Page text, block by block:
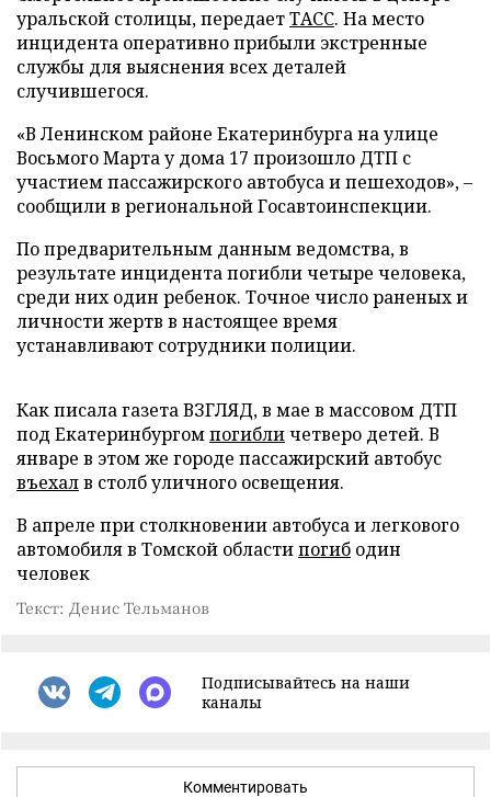
уральской столицы, передаетТАСС. На место
инцидента оперативно прибыли экстренные
службы для выяснения всех деталей
случившегося.
«В Ленинском районе Екатеринбурга на улице
Восьмого Марта у дома 17 произошло ДТП с
участием пассажирского автобуса и пешеходов», –
сообщили в региональной Госавтоинспекции.
По предварительным данным ведомства, в
результате инцидента погибли четыре человека,
среди них один ребенок. Точное число раненых и
личности жертв в настоящее время
устанавливают сотрудники полиции.
Как писала газета ВЗГЛЯД, в мае в массовом ДТП
под Екатеринбургомпогибличетверо детей. В
январе в этом же городе пассажирский автобус
въехалв столб уличного освещения.
В апреле при столкновении автобуса и легкового
автомобиля в Томской областипогиб один
человек
Текст: Денис Тельманов
Подписывайтесь на наши
каналы
Комментировать